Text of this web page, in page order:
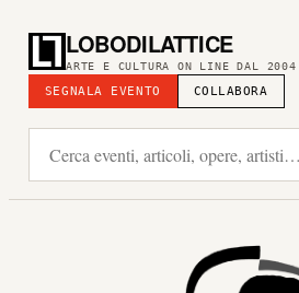
LOBODILATTICE
ARTE E CULTURA ON LINE DAL 2004
SEGNALA EVENTO COLLABORA